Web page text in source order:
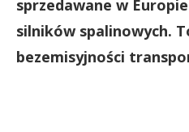
sprzedawane w
silników spalinowych.
bezemisyjności